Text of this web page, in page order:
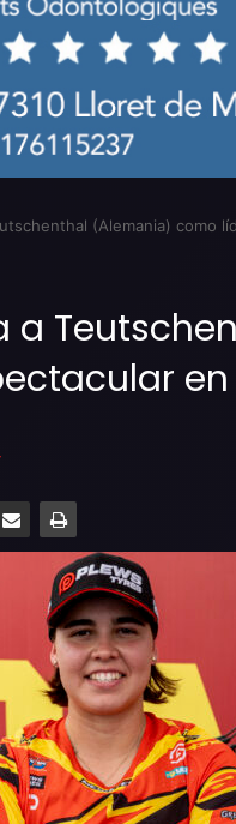
(Alemania) como
a
en
Compartir por email Imprimir